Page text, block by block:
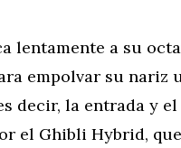
lentamente a su
empolvar su nariz
decir, la entrada y
el Ghibli Hybrid,